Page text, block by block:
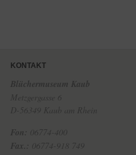
KONTAKT
Blüchermuseum Kaub
Metzgergasse 6
D-56349 Kaub am Rhein
Fon: 06774-400
Fax.: 06774-918 749